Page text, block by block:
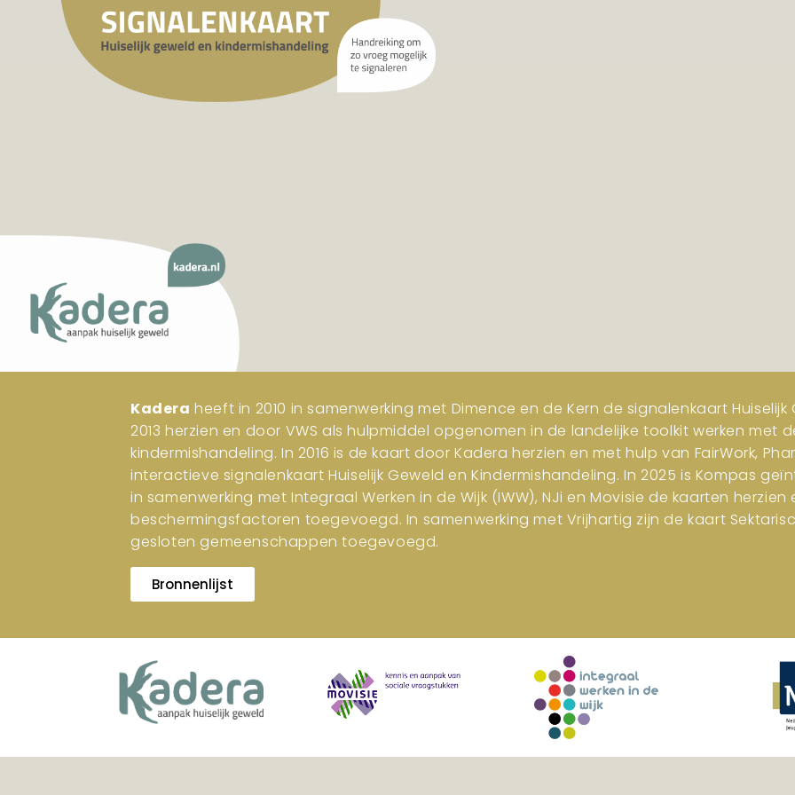
Kadera heeft in 2010 in samenwerking met Dimence en de Kern de signalenkaart
2013 herzien en door VWS als hulpmiddel opgenomen in de landelijke toolkit werken met
kindermishandeling. In 2016 is de kaart door Kadera herzien en met hulp van FairWork,
interactieve signalenkaart Huiselijk Geweld en Kindermishandeling. In 2025 is Kompas
in samenwerking met Integraal Werken in de Wijk (IWW), NJi en Movisie de kaarten
beschermingsfactoren toegevoegd. In samenwerking met Vrijhartig zijn de kaart
gesloten gemeenschappen toegevoegd.
Bronnenlijst